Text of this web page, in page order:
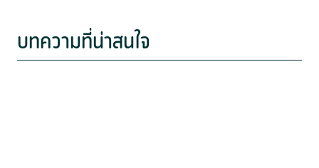
บทความที่น่าสนใจ